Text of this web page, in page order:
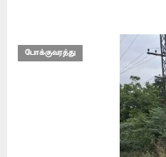
போக்குவரத்து